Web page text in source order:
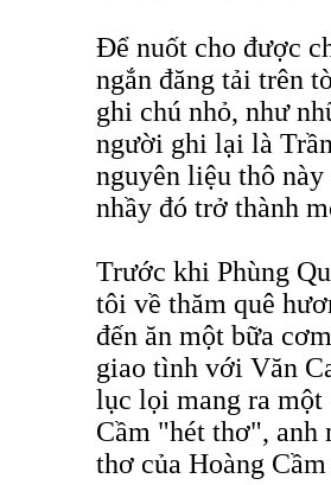
Để nuốt cho được
ngắn đăng tải trên
ghi chú nhỏ, như
người ghi lại là
nguyên liệu thô
nhầy đó trở thành
Trước khi Phùng
tôi về thăm quê
đến ăn một bữa
giao tình với Văn
lục lọi mang ra một
Cầm "hét thơ", anh
thơ của Hoàng